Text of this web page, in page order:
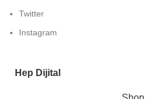
Twitter
Instagram
Hep Dijital